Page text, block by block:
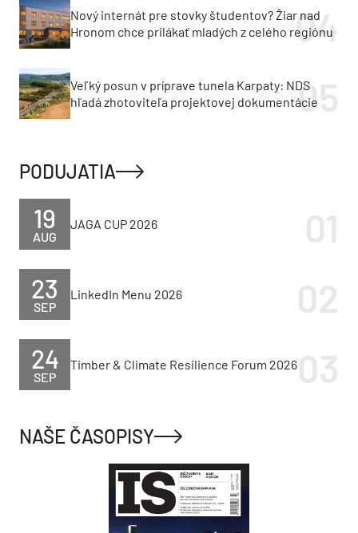
Nový internát pre stovky študentov? Žiar nad
Hronom chce prilákať mladých z celého regiónu
Veľký posun v príprave tunela Karpaty: NDS
hľadá zhotoviteľa projektovej dokumentácie
PODUJATIA
AUG
19 JAGA CUP 2026
SEP
23 LinkedIn Menu 2026
SEP
24 Timber & Climate Resilience Forum 2026
NAŠE ČASOPISY